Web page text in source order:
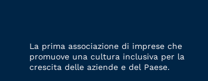
La prima associazione di imprese che
promuove una cultura inclusiva per la
crescita delle aziende e del Paese.